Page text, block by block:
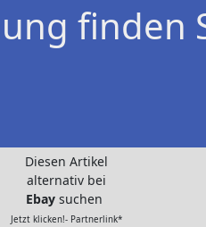
finden
Diesen Artikel
alternativ bei
Ebay suchen
Jetzt klicken!- Partnerlink*